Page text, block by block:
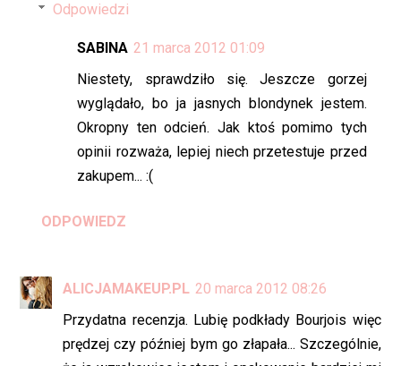
Odpowiedzi
SABINA 21 marca 2012 01:09
Niestety, sprawdziło się. Jeszcze gorzej
wyglądało, bo ja jasnych blondynek jestem.
Okropny ten odcień. Jak ktoś pomimo tych
opinii rozważa, lepiej niech przetestuje przed
zakupem... :(
ODPOWIEDZ
ALICJAMAKEUP.PL 20 marca 2012 08:26
Przydatna recenzja. Lubię podkłady Bourjois więc
prędzej czy później bym go złapała... Szczególnie,